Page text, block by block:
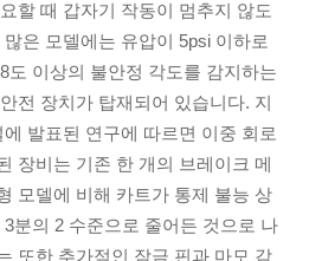
할 때 갑자기 작동이 멈추지 않도
은 모델에는 유압이 5psi 이하로
도 이상의 불안정 각도를 감지하는
전 장치가 탑재되어 있습니다. 지
발표된 연구에 따르면 이중 회로
장비는 기존 한 개의 브레이크 메
모델에 비해 카트가 통제 불능 상
분의 2 수준으로 줄어든 것으로 나
또한 추가적인 잠금 핀과 마모 감